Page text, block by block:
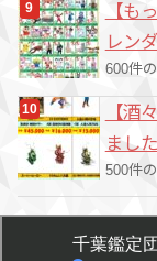
【も
レン
600件
【酒
まし
500件